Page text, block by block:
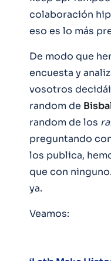
colaboración
eso es lo más
De modo que
encuesta y
vosotros
random de
random de los
preguntando
los publica,
que con
ya.
Veamos: